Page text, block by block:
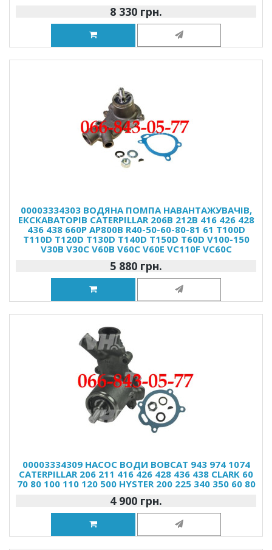
8 330 грн.
00003334303 ВОДЯНА ПОМПА НАВАНТАЖУВАЧІВ,
ЕКСКАВАТОРІВ CATERPILLAR 206B 212B 416 426 428
436 438 660P AP800B R40-50-60-80-81 61 T100D
T110D T120D T130D T140D T150D T60D V100-150
V30B V30C V60B V60C V60E VC110F VC60C
5 880 грн.
00003334309 НАСОС ВОДИ BOBCAT 943 974 1074
CATERPILLAR 206 211 416 426 428 436 438 CLARK 60
70 80 100 110 120 500 HYSTER 200 225 340 350 60 80
4 900 грн.